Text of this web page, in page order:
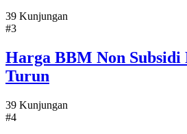
39 Kunjungan
#3
Harga BBM Non Subsidi
Turun
39 Kunjungan
#4